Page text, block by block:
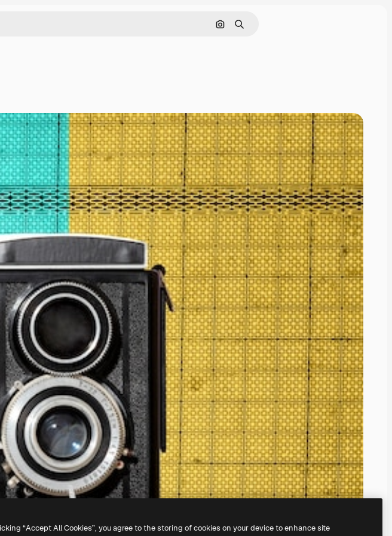
Søk etter bilde
Søk
“Accept All Cookies”, you agree to the storing of cookies on your device to enhance site